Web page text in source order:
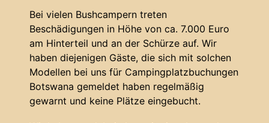
Bei vielen Bushcampern treten
Beschädigungen in Höhe von ca. 7.000 Euro
am Hinterteil und an der Schürze auf. Wir
haben diejenigen Gäste, die sich mit solchen
Modellen bei uns für Campingplatzbuchungen
Botswana gemeldet haben regelmäßig
gewarnt und keine Plätze eingebucht.